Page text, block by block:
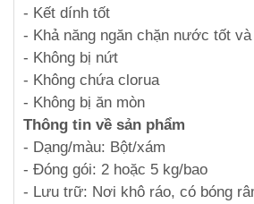
- Kết dính tốt
- Khả năng ngăn chặn nước tốt
- Không bị nứt
- Không chứa clorua
- Không bị ăn mòn
Thông tin về sản phẩm
- Dạng/màu: Bột/xám
- Đóng gói: 2 hoặc 5 kg/bao
- Lưu trữ: Nơi khô ráo, có bóng